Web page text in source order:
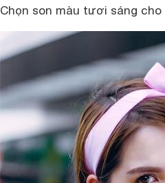
Chọn son màu tươi sáng